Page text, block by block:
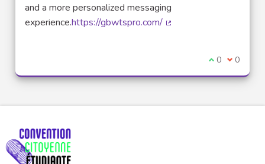
and a more personalized messaging
experience.https://gbwtspro.com/
Je suis
0 Je ne
0